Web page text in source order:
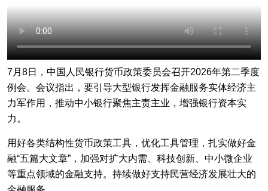
7月8日，中国人民银行货币政策委员会召开2026年第二季度
例会。会议指出，要引导大型银行发挥金融服务实体经济主
力军作用，推动中小银行聚焦主责主业，增强银行资本实
力。
用好各类结构性货币政策工具，优化工具管理，扎实做好金
融“五篇大文章”，加强对扩大内需、科技创新、中小微企业
等重点领域的金融支持。持续做好支持民营经济发展壮大的